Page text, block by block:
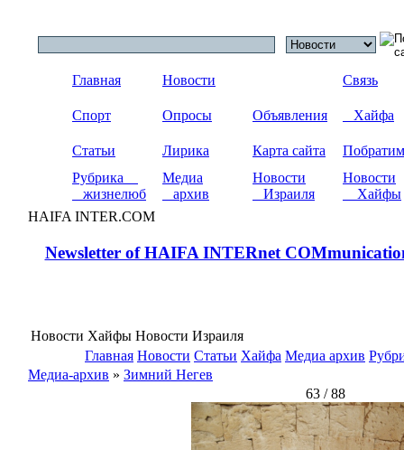
Главная Новости Связь
Спорт Опросы Объявления Хайфа
Статьи Лирика Карта сайта
Рубрика
жизнелюб
Медиа
архив
Новости
Израиля
Новости
Хайфы
HAIFA INTER.COM
Newsletter of HAIFA INTERnet
Новости Хайфы Новости Израиля
Главная Новости Статьи Хайфа Медиа архив
Медиа-архив » Зимний Негев
63 / 88